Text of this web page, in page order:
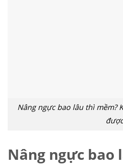
Nâng ngực bao lâu thì mềm?
được
Nâng ngực bao